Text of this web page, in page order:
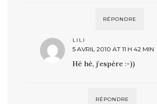
RÉPONDRE
LILI
5 AVRIL 2010 AT 11 H 42 MIN
Hé hé, j’espère :-))
RÉPONDRE